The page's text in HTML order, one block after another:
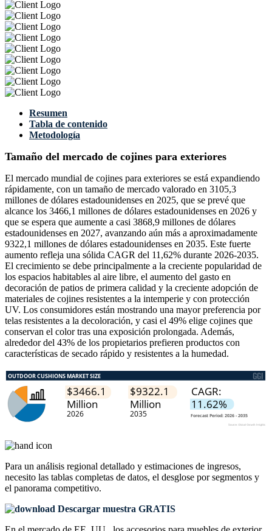
Resumen
Tabla de contenido
Metodología
Tamaño del mercado de cojines para exteriores
El mercado mundial de cojines para exteriores se está expandiendo
rápidamente, con un tamaño de mercado valorado en 3105,3
millones de dólares estadounidenses en 2025, que se prevé que
alcance los 3466,1 millones de dólares estadounidenses en 2026 y
que se espera que aumente a casi 3868,9 millones de dólares
estadounidenses en 2027, avanzando aún más a aproximadamente
9322,1 millones de dólares estadounidenses en 2035. Este fuerte
aumento refleja una sólida CAGR del 11,62% durante 2026-2035.
El crecimiento se debe principalmente a la creciente popularidad de
los espacios habitables al aire libre, el aumento del gasto en
decoración de patios de primera calidad y la creciente adopción de
materiales de cojines resistentes a la intemperie y con protección
UV. Los consumidores están mostrando una mayor preferencia por
telas resistentes a la decoloración, y casi el 49% elige cojines que
conservan el color tras una exposición prolongada. Además,
alrededor del 43% de los propietarios prefieren productos con
características de secado rápido y resistentes a la humedad.
Para un análisis regional detallado y estimaciones de ingresos,
necesito las tablas completas de datos, el desglose por segmentos y
el panorama competitivo.
Descargar muestra GRATIS